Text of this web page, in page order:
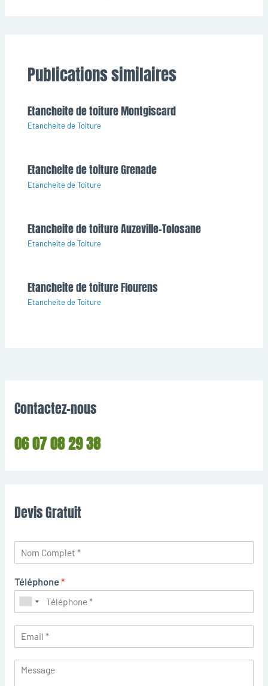
Publications similaires
Etancheite de toiture Montgiscard
Etancheite de Toiture
Etancheite de toiture Grenade
Etancheite de Toiture
Etancheite de toiture Auzeville-Tolosane
Etancheite de Toiture
Etancheite de toiture Flourens
Etancheite de Toiture
Contactez-nous
06 07 08 29 38
Devis Gratuit
Téléphone*